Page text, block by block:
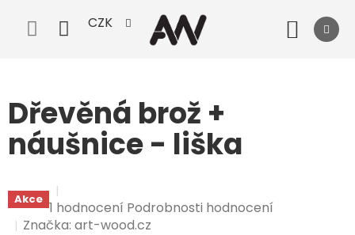
obsah
CZK
Dřevěná brož +
náušnice - liška
Akce Průměrné
hodnocení
1 hodnocení Podrobnosti hodnocení
Značka:art-wood.cz